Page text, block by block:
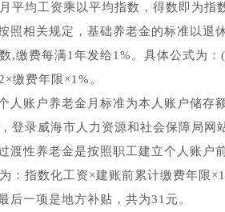
平均工资乘以平均指数，得数即为指
照相关规定，基础养老金的标准以退
,缴费每满1年发给1%。具体公式为
缴费年限×1%。
人账户养老金月标准为本人账户储存
登录威海市人力资源和社会保障局网
渡性养老金是按照职工建立个人账户
：指数化工资×建账前累计缴费年限
后一项是地方补贴，共为31元。